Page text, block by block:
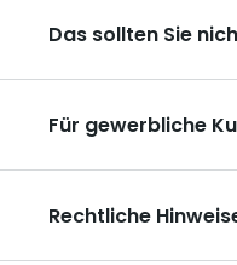
Das sollten Sie
Die Weihnachtsmärkte
Ribeauvillé, zwischen
Unsere UNESCO-
Für gewerbliche
Organisieren Sie Ihre
ART GE kennenlernen
Rechtliche